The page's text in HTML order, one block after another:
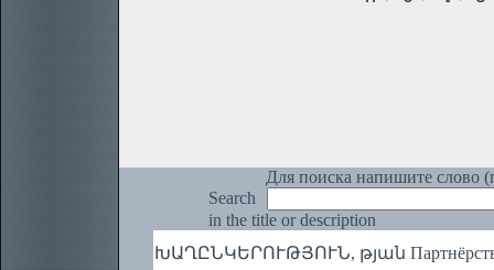
Для поиска напишите слово
Search
in the title or description
ԽԱՂԸՆԿԵՐՈՒԹՅՈՒՆ, թյան